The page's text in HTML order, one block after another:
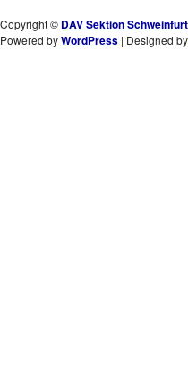
Copyright © DAV Sektion Schweinfurt
Powered byWordPress | Designed